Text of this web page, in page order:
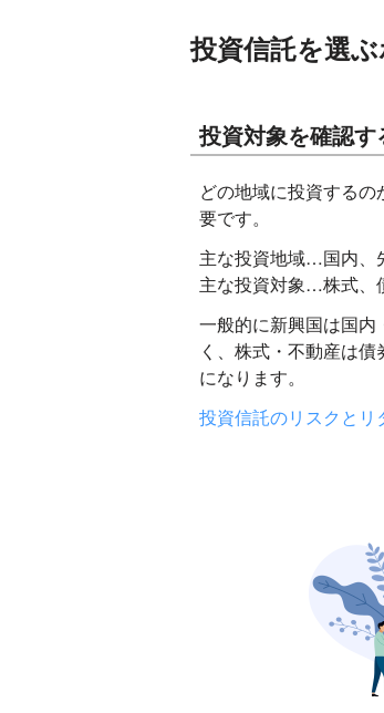
投資信託を選
投資対象を確認す
どの地域に投資する
要です。
主な投資地域…国内、
主な投資対象…株式、
一般的に新興国は国内
く、株式・不動産は
になります。
投資信託のリスクとリ